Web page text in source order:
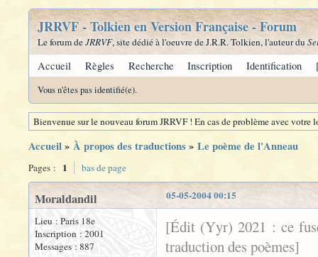
JRRVF - Tolkien en Version Française - Forum
Le forum deJRRVF, site dédié à l'oeuvre de J.R.R. Tolkien, l'auteur du
Accueil Règles Recherche Inscription Identification
Vous n'êtes pas identifié(e).
Bienvenue sur le nouveau forum JRRVF ! En cas de problème avec
Accueil» À propos des traductions» Le poème de l'Anneau
Pages : 1 bas de page
05-05-2004 00:15
Moraldandil
Lieu : Paris 18e
Inscription : 2001
Messages : 887
[Édit (Yyr) 2021 : ce
traduction des poèmes]